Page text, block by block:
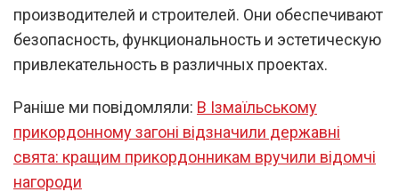
производителей и строителей. Они обеспечивают
безопасность, функциональность и эстетическую
привлекательность в различных проектах.
Раніше ми повідомляли: В Ізмаїльському
прикордонному загоні відзначили державні
свята: кращим прикордонникам вручили відомчі
нагороди